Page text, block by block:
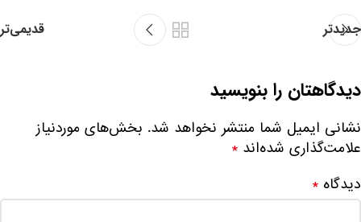
جدیدتر قدیمی‌تر
دیدگاهتان را بنویسید
نشانی ایمیل شما منتشر نخواهد شد. بخش‌های موردنیاز
علامت‌گذاری شده‌اند *
دیدگاه *